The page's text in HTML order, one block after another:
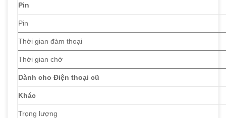
Pin
Pin
Thời gian đàm thoại
Thời gian chờ
Dành cho Điện thoại cũ
Khác
Trọng lượng